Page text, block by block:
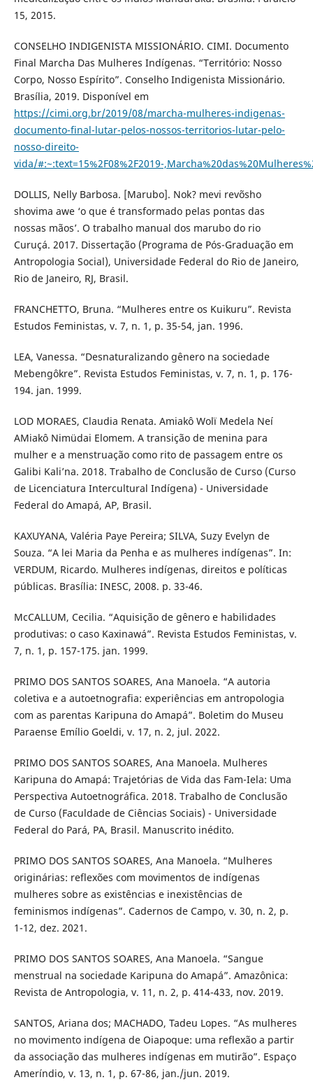
15, 2015.
CONSELHO INDIGENISTA MISSIONÁRIO. CIMI. Documento
Final Marcha Das Mulheres Indígenas. “Território: Nosso
Corpo, Nosso Espírito”. Conselho Indigenista Missionário.
Brasília, 2019. Disponível em
https://cimi.org.br/2019/08/marcha-mulheres-indigenas-
documento-final-lutar-pelos-nossos-territorios-lutar-pelo-
nosso-direito-
vida/#:~:text=15%2F08%2F2019-
DOLLIS, Nelly Barbosa. [Marubo]. Nok? mevi revõsho
shovima awe ‘o que é transformado pelas pontas das
nossas mãos’. O trabalho manual dos marubo do rio
Curuçá. 2017. Dissertação (Programa de Pós-Graduação em
Antropologia Social), Universidade Federal do Rio de Janeiro,
Rio de Janeiro, RJ, Brasil.
FRANCHETTO, Bruna. “Mulheres entre os Kuikuru”. Revista
Estudos Feministas, v. 7, n. 1, p. 35-54, jan. 1996.
LEA, Vanessa. “Desnaturalizando gênero na sociedade
Mebengôkre”. Revista Estudos Feministas, v. 7, n. 1, p. 176-
194. jan. 1999.
LOD MORAES, Claudia Renata. Amiakô Wolï Medela Neí
AMiakô Nimüdai Elomem. A transição de menina para
mulher e a menstruação como rito de passagem entre os
Galibi Kali’na. 2018. Trabalho de Conclusão de Curso (Curso
de Licenciatura Intercultural Indígena) - Universidade
Federal do Amapá, AP, Brasil.
KAXUYANA, Valéria Paye Pereira; SILVA, Suzy Evelyn de
Souza. “A lei Maria da Penha e as mulheres indígenas”. In:
VERDUM, Ricardo. Mulheres indígenas, direitos e políticas
públicas. Brasília: INESC, 2008. p. 33-46.
McCALLUM, Cecilia. “Aquisição de gênero e habilidades
produtivas: o caso Kaxinawá”. Revista Estudos Feministas, v.
7, n. 1, p. 157-175. jan. 1999.
PRIMO DOS SANTOS SOARES, Ana Manoela. “A autoria
coletiva e a autoetnografia: experiências em antropologia
com as parentas Karipuna do Amapá”. Boletim do Museu
Paraense Emílio Goeldi, v. 17, n. 2, jul. 2022.
PRIMO DOS SANTOS SOARES, Ana Manoela. Mulheres
Karipuna do Amapá: Trajetórias de Vida das Fam-Iela: Uma
Perspectiva Autoetnográfica. 2018. Trabalho de Conclusão
de Curso (Faculdade de Ciências Sociais) - Universidade
Federal do Pará, PA, Brasil. Manuscrito inédito.
PRIMO DOS SANTOS SOARES, Ana Manoela. “Mulheres
originárias: reflexões com movimentos de indígenas
mulheres sobre as existências e inexistências de
feminismos indígenas”. Cadernos de Campo, v. 30, n. 2, p.
1-12, dez. 2021.
PRIMO DOS SANTOS SOARES, Ana Manoela. “Sangue
menstrual na sociedade Karipuna do Amapá”. Amazônica:
Revista de Antropologia, v. 11, n. 2, p. 414-433, nov. 2019.
SANTOS, Ariana dos; MACHADO, Tadeu Lopes. “As mulheres
no movimento indígena de Oiapoque: uma reflexão a partir
da associação das mulheres indígenas em mutirão”. Espaço
Ameríndio, v. 13, n. 1, p. 67-86, jan./jun. 2019.